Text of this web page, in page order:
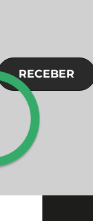
RECEBER